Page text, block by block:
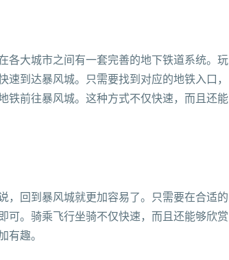
各大城市之间有一套完善的地下铁道系统。玩
速到达暴风城。只需要找到对应的地铁入口，
铁前往暴风城。这种方式不仅快速，而且还能
，回到暴风城就更加容易了。只需要在合适的
可。骑乘飞行坐骑不仅快速，而且还能够欣赏
有趣。